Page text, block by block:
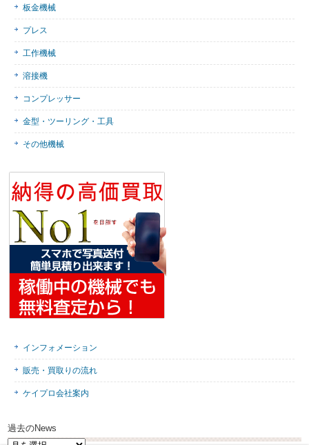
板金機械
プレス
工作機械
溶接機
コンプレッサー
金型・ツーリング・工具
その他機械
インフォメーション
販売・買取りの流れ
ケイプロ会社案内
過去のNews